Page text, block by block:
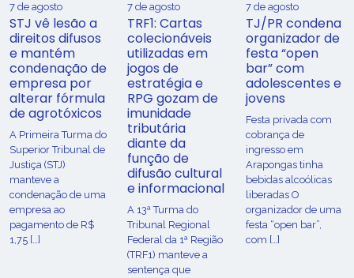
7 de agosto
STJ vê lesão a
direitos difusos
e mantém
condenação de
empresa por
alterar fórmula
de agrotóxicos
​A Primeira Turma do
Superior Tribunal de
Justiça (STJ)
manteve a
condenação de uma
empresa ao
pagamento de R$
1,75 […]
7 de agosto
TRF1: Cartas
colecionáveis
utilizadas em
jogos de
estratégia e
RPG gozam de
imunidade
tributária
diante da
função de
difusão cultural
e informacional
A 13ª Turma do
Tribunal Regional
Federal da 1ª Região
(TRF1) manteve a
sentença que
7 de agosto
TJ/PR condena
organizador de
festa “open
bar” com
adolescentes e
jovens
Festa privada com
cobrança de
ingresso em
Arapongas tinha
bebidas alcoólicas
liberadas O
organizador de uma
festa “open bar”,
com […]